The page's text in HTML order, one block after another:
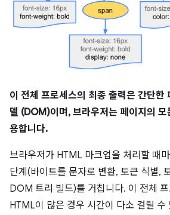
이 전체 프로세스의 최종 출력은 간단한
델 (DOM)이며, 브라우저는 페이지의
용합니다.
브라우저가 HTML 마크업을 처리할 때
단계(바이트를 문자로 변환, 토큰 식별,
DOM 트리 빌드)를 거칩니다. 이 전체
HTML이 많은 경우 시간이 다소 걸릴 수